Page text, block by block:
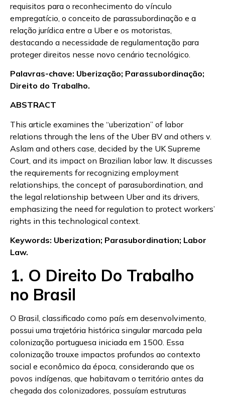
requisitos para o reconhecimento do vínculo
empregatício, o conceito de parassubordinação e a
relação jurídica entre a Uber e os motoristas,
destacando a necessidade de regulamentação para
proteger direitos nesse novo cenário tecnológico.
Palavras-chave: Uberização; Parassubordinação;
Direito do Trabalho.
ABSTRACT
This article examines the “uberization” of labor
relations through the lens of the Uber BV and others v.
Aslam and others case, decided by the UK Supreme
Court, and its impact on Brazilian labor law. It discusses
the requirements for recognizing employment
relationships, the concept of parasubordination, and
the legal relationship between Uber and its drivers,
emphasizing the need for regulation to protect workers’
rights in this technological context.
Keywords: Uberization; Parasubordination; Labor
Law.
1. O Direito Do Trabalho
no Brasil
O Brasil, classificado como país em desenvolvimento,
possui uma trajetória histórica singular marcada pela
colonização portuguesa iniciada em 1500. Essa
colonização trouxe impactos profundos ao contexto
social e econômico da época, considerando que os
povos indígenas, que habitavam o território antes da
chegada dos colonizadores, possuíam estruturas